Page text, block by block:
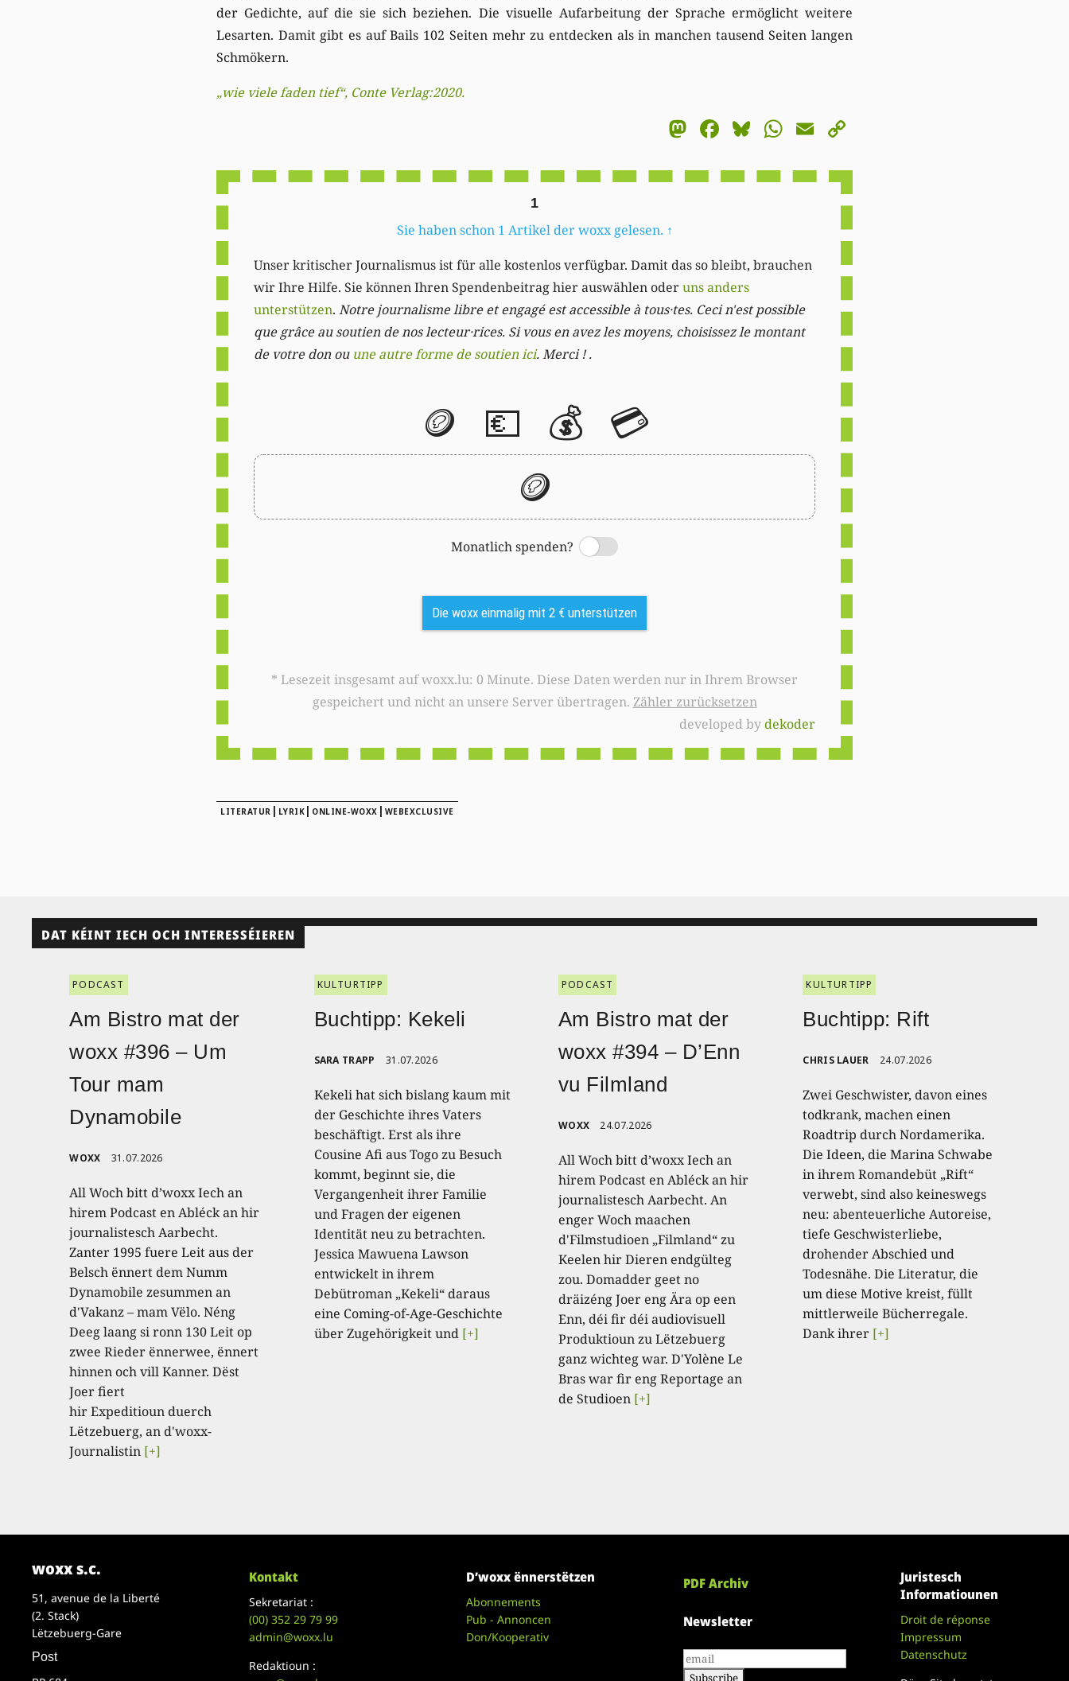
der Gedichte, auf die sie sich beziehen. Die visuelle Aufarbeitung der Sprache ermöglicht weitere
Lesarten. Damit gibt es auf Bails 102 Seiten mehr zu entdecken als in manchen tausend Seiten langen
Schmökern.
„wie viele faden tief“, Conte Verlag:2020.
Mastodon
Facebook
Bluesky
WhatsApp
Email
1
Sie haben schon 1 Artikel der woxx gelesen. ↑
Unser kritischer Journalismus ist für alle kostenlos verfügbar. Damit das so bleibt, brauchen
wir Ihre Hilfe. Sie können Ihren Spendenbeitrag hier auswählen oderuns anders
unterstützen. Notre journalisme libre et engagé est accessible à tous·tes. Ceci n'est possible
que grâce au soutien de nos lecteur·rices. Si vous en avez les moyens, choisissez le montant
de votre don ou une autre forme de soutien ici. Merci ! .
🪙 💶 💰 💳
🪙
Monatlich spenden?
Switch
Die woxx einmalig mit 2 € unterstützen
* Lesezeit insgesamt auf woxx.lu: 0 Minute. Diese Daten werden nur in Ihrem Browser
gespeichert und nicht an unsere Server übertragen. Zähler zurücksetzen
developed bydekoder
LITERATUR | LYRIK | ONLINE-WOXX | WEBEXCLUSIVE
DAT KÉINT IECH OCH INTERESSÉIEREN
PODCAST
Am Bistro mat der
woxx #396 – Um
Tour mam
Dynamobile
WOXX 31.07.2026
All Woch bitt d’woxx Iech an
hirem Podcast en Abléck an hir
journalistesch Aarbecht.
Zanter 1995 fuere Leit aus der
Belsch ënnert dem Numm
Dynamobile zesummen an
d'Vakanz – mam Vëlo. Néng
Deeg laang si ronn 130 Leit op
zwee Rieder ënnerwee, ënnert
hinnen och vill Kanner. Dëst
Joer fiert
hir Expeditioun duerch
Lëtzebuerg, an d'woxx-
Journalistin [+]
KULTURTIPP
Buchtipp: Kekeli
SARA TRAPP 31.07.2026
Kekeli hat sich bislang kaum mit
der Geschichte ihres Vaters
beschäftigt. Erst als ihre
Cousine Afi aus Togo zu Besuch
kommt, beginnt sie, die
Vergangenheit ihrer Familie
und Fragen der eigenen
Identität neu zu betrachten.
Jessica Mawuena Lawson
entwickelt in ihrem
Debütroman „Kekeli“ daraus
eine Coming-of-Age-Geschichte
über Zugehörigkeit und [+]
PODCAST
Am Bistro mat der
woxx #394 – D’Enn
vu Filmland
WOXX 24.07.2026
All Woch bitt d’woxx Iech an
hirem Podcast en Abléck an hir
journalistesch Aarbecht. An
enger Woch maachen
d'Filmstudioen „Filmland“ zu
Keelen hir Dieren endgülteg
zou. Domadder geet no
dräizéng Joer eng Ära op een
Enn, déi fir déi audiovisuell
Produktioun zu Lëtzebuerg
ganz wichteg war. D'Yolène Le
Bras war fir eng Reportage an
de Studioen [+]
KULTURTIPP
Buchtipp: Rift
CHRIS LAUER 24.07.2026
Zwei Geschwister, davon eines
todkrank, machen einen
Roadtrip durch Nordamerika.
Die Ideen, die Marina Schwabe
in ihrem Romandebüt „Rift“
verwebt, sind also keineswegs
neu: abenteuerliche Autoreise,
tiefe Geschwisterliebe,
drohender Abschied und
Todesnähe. Die Literatur, die
um diese Motive kreist, füllt
mittlerweile Bücherregale.
Dank ihrer [+]
woxx s.c.
51, avenue de la Liberté
(2. Stack)
Lëtzebuerg-Gare
Post
Kontakt
Sekretariat :
(00)352 29 79 99
admin@woxx.lu
Redaktioun :
D’woxx ënnerstëtzen
Abonnements
Pub - Annoncen
Don/Kooperativ
PDF Archiv
Newsletter
Juristesch
Informatiounen
Droit de réponse
Impressum
Datenschutz